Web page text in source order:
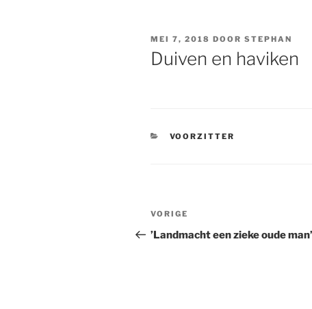
GEPLAATST
OP
MEI 7, 2018 DOOR STEPHAN
Duiven en haviken
CATEGORIEËN
VOORZITTER
Bericht
navigatie
Vorig
bericht
VORIGE
’Landmacht een zieke oude man’